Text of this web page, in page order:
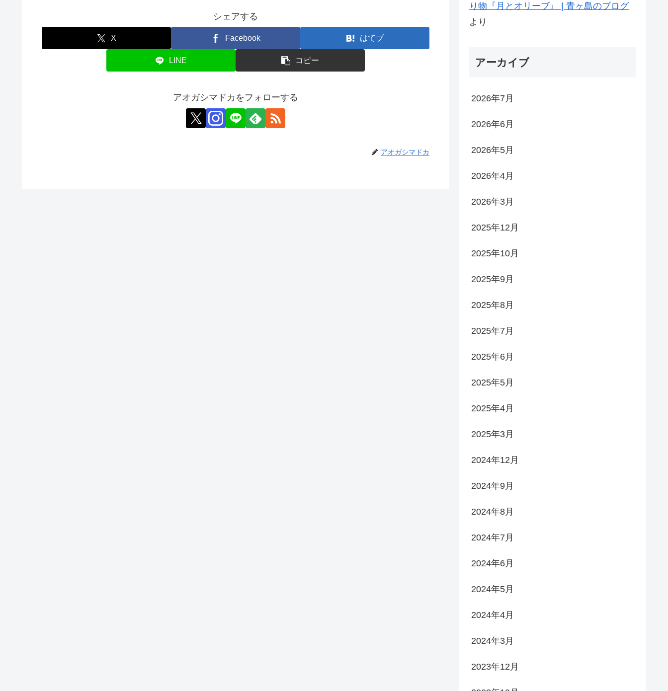
シェアする
X Facebook はてブ
LINE コピー
アオガシマドカをフォローする
アオガシマドカ
り物『月とオリーブ』 | 青ヶ島のブログ
より
アーカイブ
2026年7月
2026年6月
2026年5月
2026年4月
2026年3月
2025年12月
2025年10月
2025年9月
2025年8月
2025年7月
2025年6月
2025年5月
2025年4月
2025年3月
2024年12月
2024年9月
2024年8月
2024年7月
2024年6月
2024年5月
2024年4月
2024年3月
2023年12月